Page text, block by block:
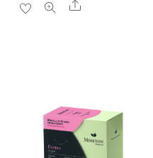
Share